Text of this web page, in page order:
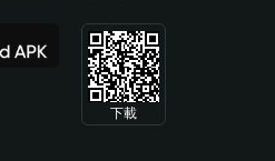
下載